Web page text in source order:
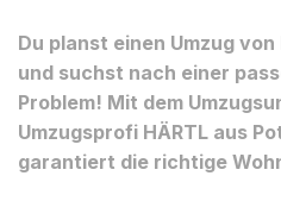
Du planst einen Umzug
und suchst nach einer
Problem! Mit dem
Umzugsprofi HÄRTL aus
garantiert die richtige